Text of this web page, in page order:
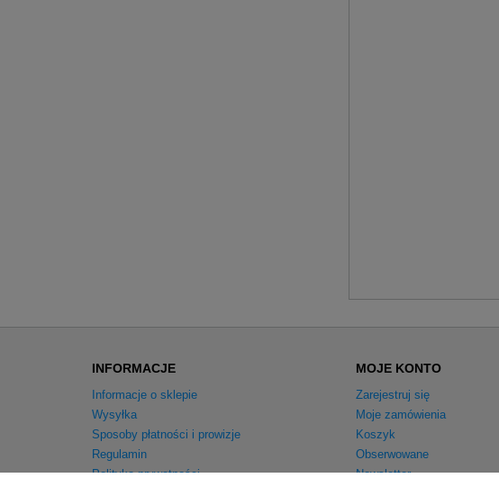
INFORMACJE
Informacje o sklepie
Wysyłka
Sposoby płatności i prowizje
Regulamin
Polityka prywatności
MOJE KONTO
Zarejestruj się
Moje zamówienia
Koszyk
Obserwowane
Newsletter